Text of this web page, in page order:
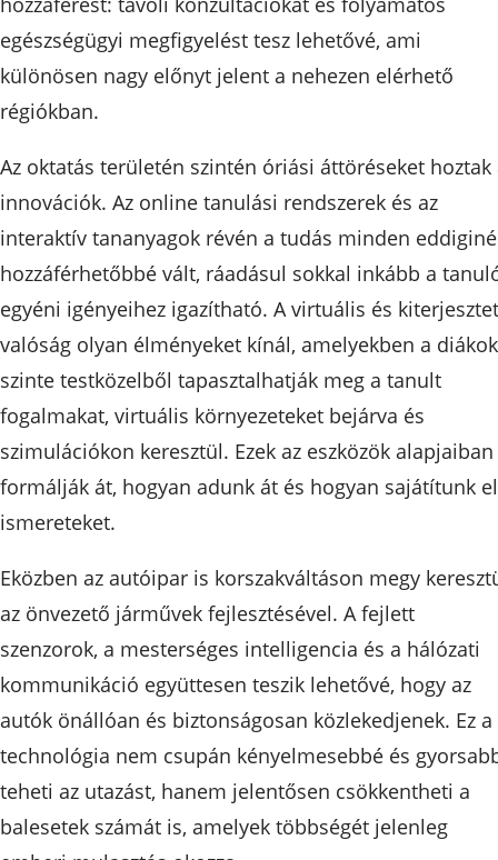
egészségügyi megfigyelést tesz lehetővé, ami
különösen nagy előnyt jelent a nehezen elérhető
régiókban.
Az oktatás területén szintén óriási áttöréseket hoztak
innovációk. Az online tanulási rendszerek és az
interaktív tananyagok révén a tudás minden
hozzáférhetőbbé vált, ráadásul sokkal inkább a
egyéni igényeihez igazítható. A virtuális és
valóság olyan élményeket kínál, amelyekben a diákok
szinte testközelből tapasztalhatják meg a tanult
fogalmakat, virtuális környezeteket bejárva és
szimulációkon keresztül. Ezek az eszközök alapjaiban
formálják át, hogyan adunk át és hogyan sajátítunk el
ismereteket.
Eközben az autóipar is korszakváltáson megy
az önvezető járművek fejlesztésével. A fejlett
szenzorok, a mesterséges intelligencia és a hálózati
kommunikáció együttesen teszik lehetővé, hogy az
autók önállóan és biztonságosan közlekedjenek. Ez a
technológia nem csupán kényelmesebbé és
teheti az utazást, hanem jelentősen csökkentheti a
balesetek számát is, amelyek többségét jelenleg